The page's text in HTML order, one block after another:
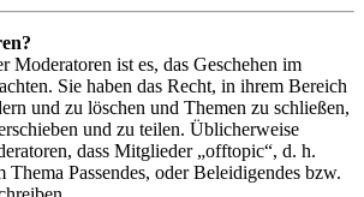
Moderatoren ist es, das Geschehen im
Sie haben das Recht, in ihrem Bereich
und zu löschen und Themen zu schließen,
und zu teilen. Üblicherweise
dass Mitglieder „offtopic“, d. h.
Thema Passendes, oder Beleidigendes bzw.